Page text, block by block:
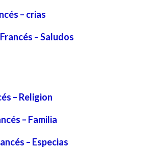
– crias
– Saludos
– Religion
– Familia
– Especias